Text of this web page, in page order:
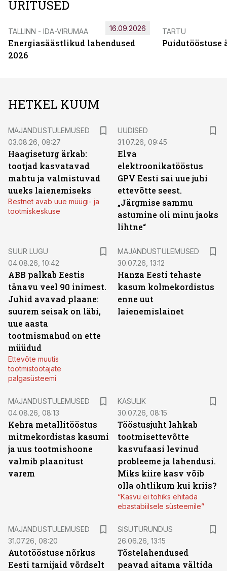
ÜRITUSED
TALLINN - IDA-VIRUMAA
Energiasäästlikud lahendused
2026
16.09.2026 TARTU
Puidutööstuse
HETKEL KUUM
MAJANDUSTULEMUSED
03.08.26, 08:27
Haagiseturg ärkab:
tootjad kasvatavad
mahtu ja valmistuvad
uueks laienemiseks
Bestnet avab uue müügi- ja
tootmiskeskuse
UUDISED
31.07.26, 09:45
Elva
elektroonikatööstus
GPV Eesti sai uue juhi
ettevõtte seest.
„Järgmise sammu
astumine oli minu jaoks
lihtne“
SUUR LUGU
04.08.26, 10:42
ABB palkab Eestis
tänavu veel 90 inimest.
Juhid avavad plaane:
suurem seisak on läbi,
uue aasta
tootmismahud on ette
müüdud
Ettevõte muutis
tootmistöötajate
palgasüsteemi
MAJANDUSTULEMUSED
30.07.26, 13:12
Hanza Eesti tehaste
kasum kolmekordistus
enne uut
laienemislainet
MAJANDUSTULEMUSED
04.08.26, 08:13
Kehra metallitööstus
mitmekordistas kasumi
ja uus tootmishoone
valmib plaanitust
varem
KASULIK
30.07.26, 08:15
Tööstusjuht lahkab
tootmisettevõtte
kasvufaasi levinud
probleeme ja lahendusi.
Miks kiire kasv võib
olla ohtlikum kui kriis?
“Kasvu ei tohiks ehitada
ebastabiilsele süsteemile”
MAJANDUSTULEMUSED
31.07.26, 08:20
Autotööstuse nõrkus
Eesti tarnijaid võrdselt
SISUTURUNDUS
26.06.26, 13:15
Tõstelahendused
peavad aitama vältida